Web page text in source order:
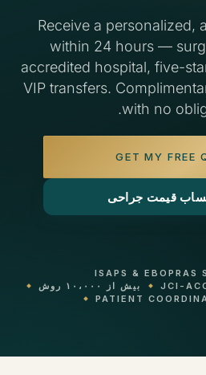
Receive a personalized,
within 24 hours —
accredited hospital, five-
VIP transfers.
with no
GET MY FREE
قیمت جراحی
ISAPS & EBOPRAS
JCI-
بیش از ۱۰،۰۰۰ روش